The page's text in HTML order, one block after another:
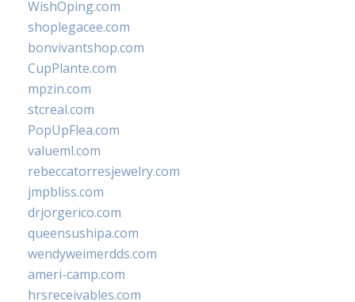
WishOping.com
shoplegacee.com
bonvivantshop.com
CupPlante.com
mpzin.com
stcreal.com
PopUpFlea.com
valueml.com
rebeccatorresjewelry.com
jmpbliss.com
drjorgerico.com
queensushipa.com
wendyweimerdds.com
ameri-camp.com
hrsreceivables.com